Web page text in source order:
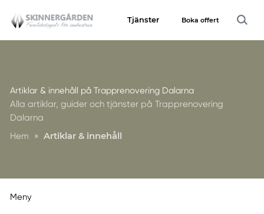
Tjänster Boka offert
Artiklar & innehåll på Trapprenovering Dalarna
Alla artiklar, guider och tjänster på Trapprenovering
Dalarna
Hem
» Artiklar & innehåll
Meny